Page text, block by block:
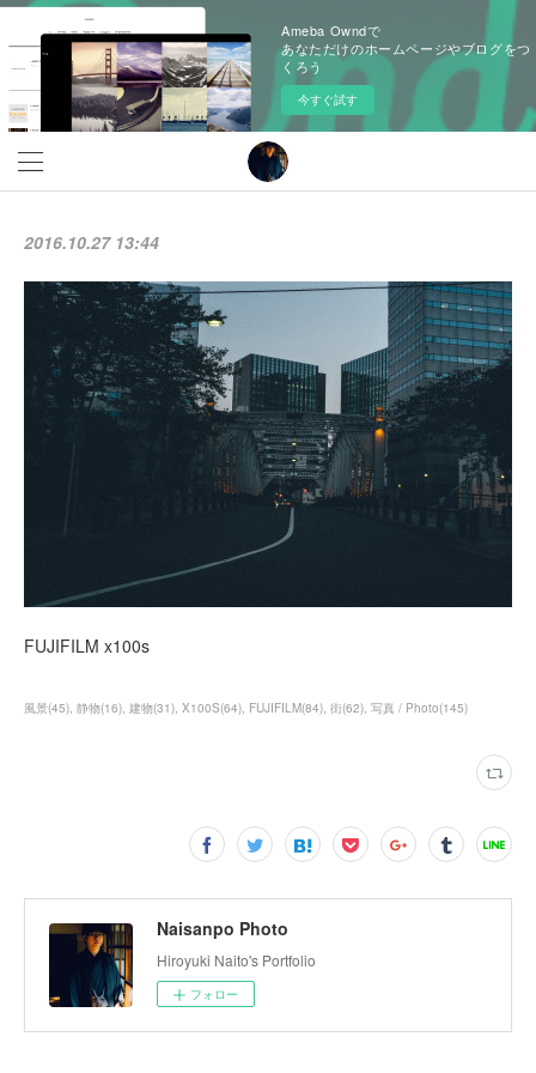
Ameba Owndで
あなただけのホームページやブログをつ
くろう
今すぐ試す
2016.10.27 13:44
FUJIFILM x100s
風景(45) 静物(16) 建物(31) X100S(64) FUJIFILM(84) 街(62) 写真 / Photo(145)
Naisanpo Photo
Hiroyuki Naito's Portfolio
フォロー